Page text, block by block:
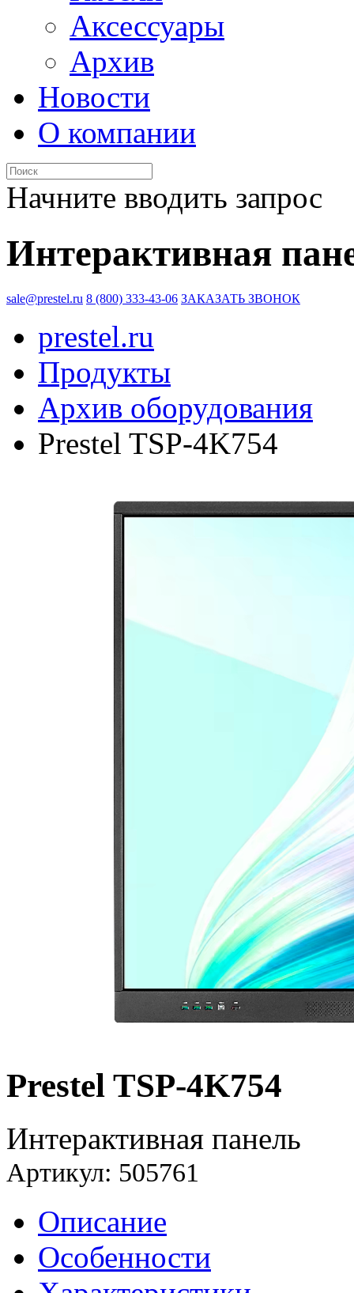
Аксессуары
Архив
Новости
О компании
Начните вводить запрос
Интерактивная
sale@prestel.ru 8 (800) 333-43-06 ЗАКАЗАТЬ ЗВОНОК
prestel.ru
Продукты
Архив оборудования
Prestel TSP-4K754
Prestel TSP-4K754
Интерактивная панель
Артикул: 505761
Описание
Особенности